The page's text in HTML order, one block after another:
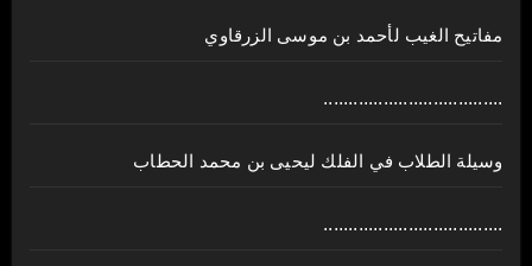
مفاتيح الغيب لأحمد بن موسى الزرقاوي
....................................
وسيلة الطلاب في الفلك ليحيى بن محمد الحطاب
....................................